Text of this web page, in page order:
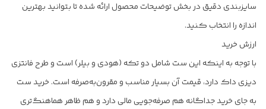
سایزبندی دقیق در بخش توضیحات محصول ارائه شده تا بتوانید بهترین
اندازه را انتخاب کنید.
ارزش خرید
با توجه به اینکه این ست شامل دو تکه (هودی و بیلر) است و طرح فانتزی
دیزی داک دارد، قیمت آن بسیار مناسب و مقرون‌به‌صرفه است. خرید ست
به جای خرید جداگانه هم صرفه‌جویی مالی دارد و هم ظاهر هماهنگ‌تری